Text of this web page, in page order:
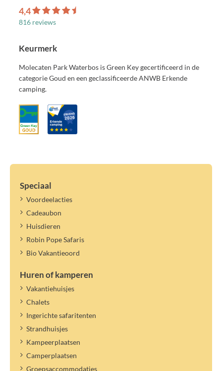
4,4
816 reviews
Keurmerk
Molecaten Park Waterbos is Green Key gecertificeerd in de
categorie Goud en een geclassificeerde ANWB Erkende
camping.
Speciaal
Voordeelacties
Cadeaubon
Huisdieren
Robin Pope Safaris
Bio Vakantieoord
Huren of kamperen
Vakantiehuisjes
Chalets
Ingerichte safaritenten
Strandhuisjes
Kampeerplaatsen
Camperplaatsen
Groepsaccommodaties